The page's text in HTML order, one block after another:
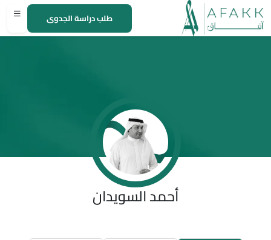
طلب دراسة الجدوى
أحمد السويدان